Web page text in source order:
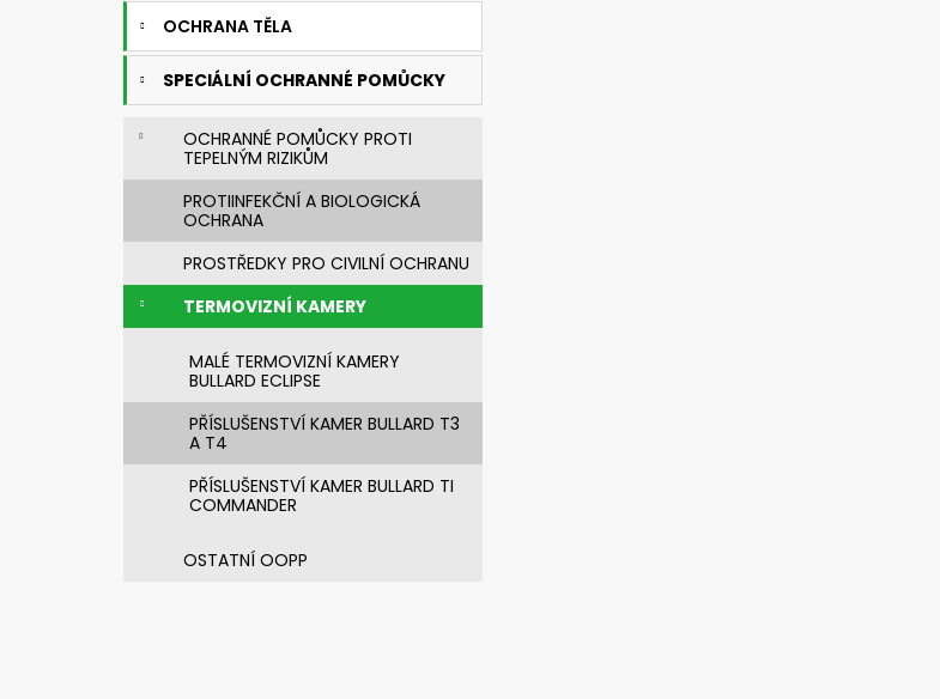
OCHRANA TĚLA
SPECIÁLNÍ OCHRANNÉ POMŮCKY
OCHRANNÉ POMŮCKY PROTI
TEPELNÝM RIZIKŮM
PROTIINFEKČNÍ A BIOLOGICKÁ
OCHRANA
PROSTŘEDKY PRO CIVILNÍ OCHRANU
TERMOVIZNÍ KAMERY
MALÉ TERMOVIZNÍ KAMERY
BULLARD ECLIPSE
PŘÍSLUŠENSTVÍ KAMER BULLARD T3
A T4
PŘÍSLUŠENSTVÍ KAMER BULLARD TI
COMMANDER
OSTATNÍ OOPP
NEHOŘLAVÁ BLŮZA JAKUB
1 450 Kč